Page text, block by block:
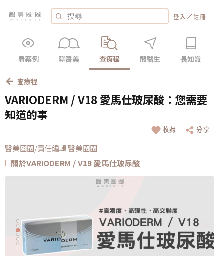
登入 ／註冊
看案例 聊醫美 查療程 問醫生 長知識
查療程
VARIODERM / V18 愛馬仕玻尿酸：您需要
知道的事
收藏 分享
醫美圈圈/責任編輯 醫美圈圈
關於VARIODERM / V18 愛馬仕玻尿酸